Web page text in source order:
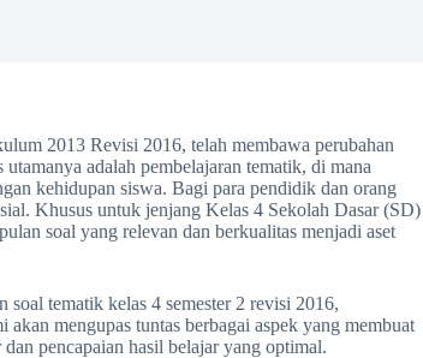
2013 Revisi 2016, telah membawa perubahan
adalah pembelajaran tematik, di mana
kehidupan siswa. Bagi para pendidik dan orang
Khusus untuk jenjang Kelas 4 Sekolah Dasar (SD)
soal yang relevan dan berkualitas menjadi aset
tematik kelas 4 semester 2 revisi 2016,
mengupas tuntas berbagai aspek yang membuat
pencapaian hasil belajar yang optimal.